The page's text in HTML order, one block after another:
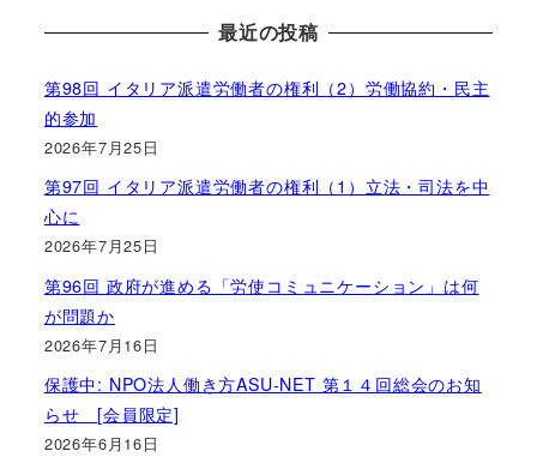
最近の投稿
第98回 イタリア派遣労働者の権利（2）労働協約・民主
的参加
2026年7月25日
第97回 イタリア派遣労働者の権利（1）立法・司法を中
心に
2026年7月25日
第96回 政府が進める「労使コミュニケーション」は何
が問題か
2026年7月16日
保護中: NPO法人働き方ASU-NET 第１４回総会のお知
らせ [会員限定]
2026年6月16日